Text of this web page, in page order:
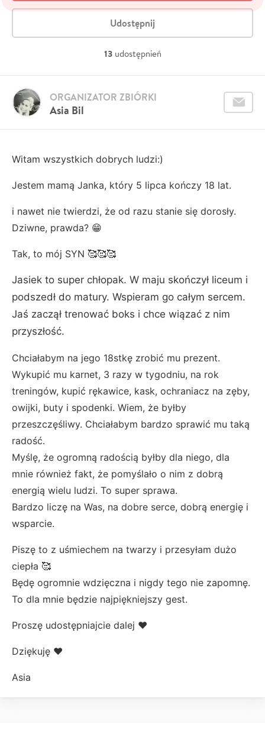
Udostępnij
13 udostępnień
Asia Bil
ORGANIZATOR ZBIÓRKI
Witam wszystkich dobrych ludzi:)
Jestem mamą Janka, który 5 lipca kończy 18 lat.
i nawet nie twierdzi, że od razu stanie się dorosły.
Dziwne, prawda? 😁
Tak, to mój SYN 🥰🥰🥰
Jasiek to super chłopak. W maju skończył liceum i
podszedł do matury. Wspieram go całym sercem.
Jaś zaczął trenować boks i chce wiązać z nim
przyszłość.
Chciałabym na jego 18stkę zrobić mu prezent.
Wykupić mu karnet, 3 razy w tygodniu, na rok
treningów, kupić rękawice, kask, ochraniacz na zęby,
owijki, buty i spodenki. Wiem, że byłby
przeszczęśliwy. Chciałabym bardzo sprawić mu taką
radość.
Myślę, że ogromną radością byłby dla niego, dla
mnie również fakt, że pomyślało o nim z dobrą
energią wielu ludzi. To super sprawa.
Bardzo liczę na Was, na dobre serce, dobrą energię i
wsparcie.
Piszę to z uśmiechem na twarzy i przesyłam dużo
ciepła 🥰
Będę ogromnie wdzięczna i nigdy tego nie zapomnę.
To dla mnie będzie najpiękniejszy gest.
Proszę udostępniajcie dalej ❤️
Dziękuję ❤️
Asia